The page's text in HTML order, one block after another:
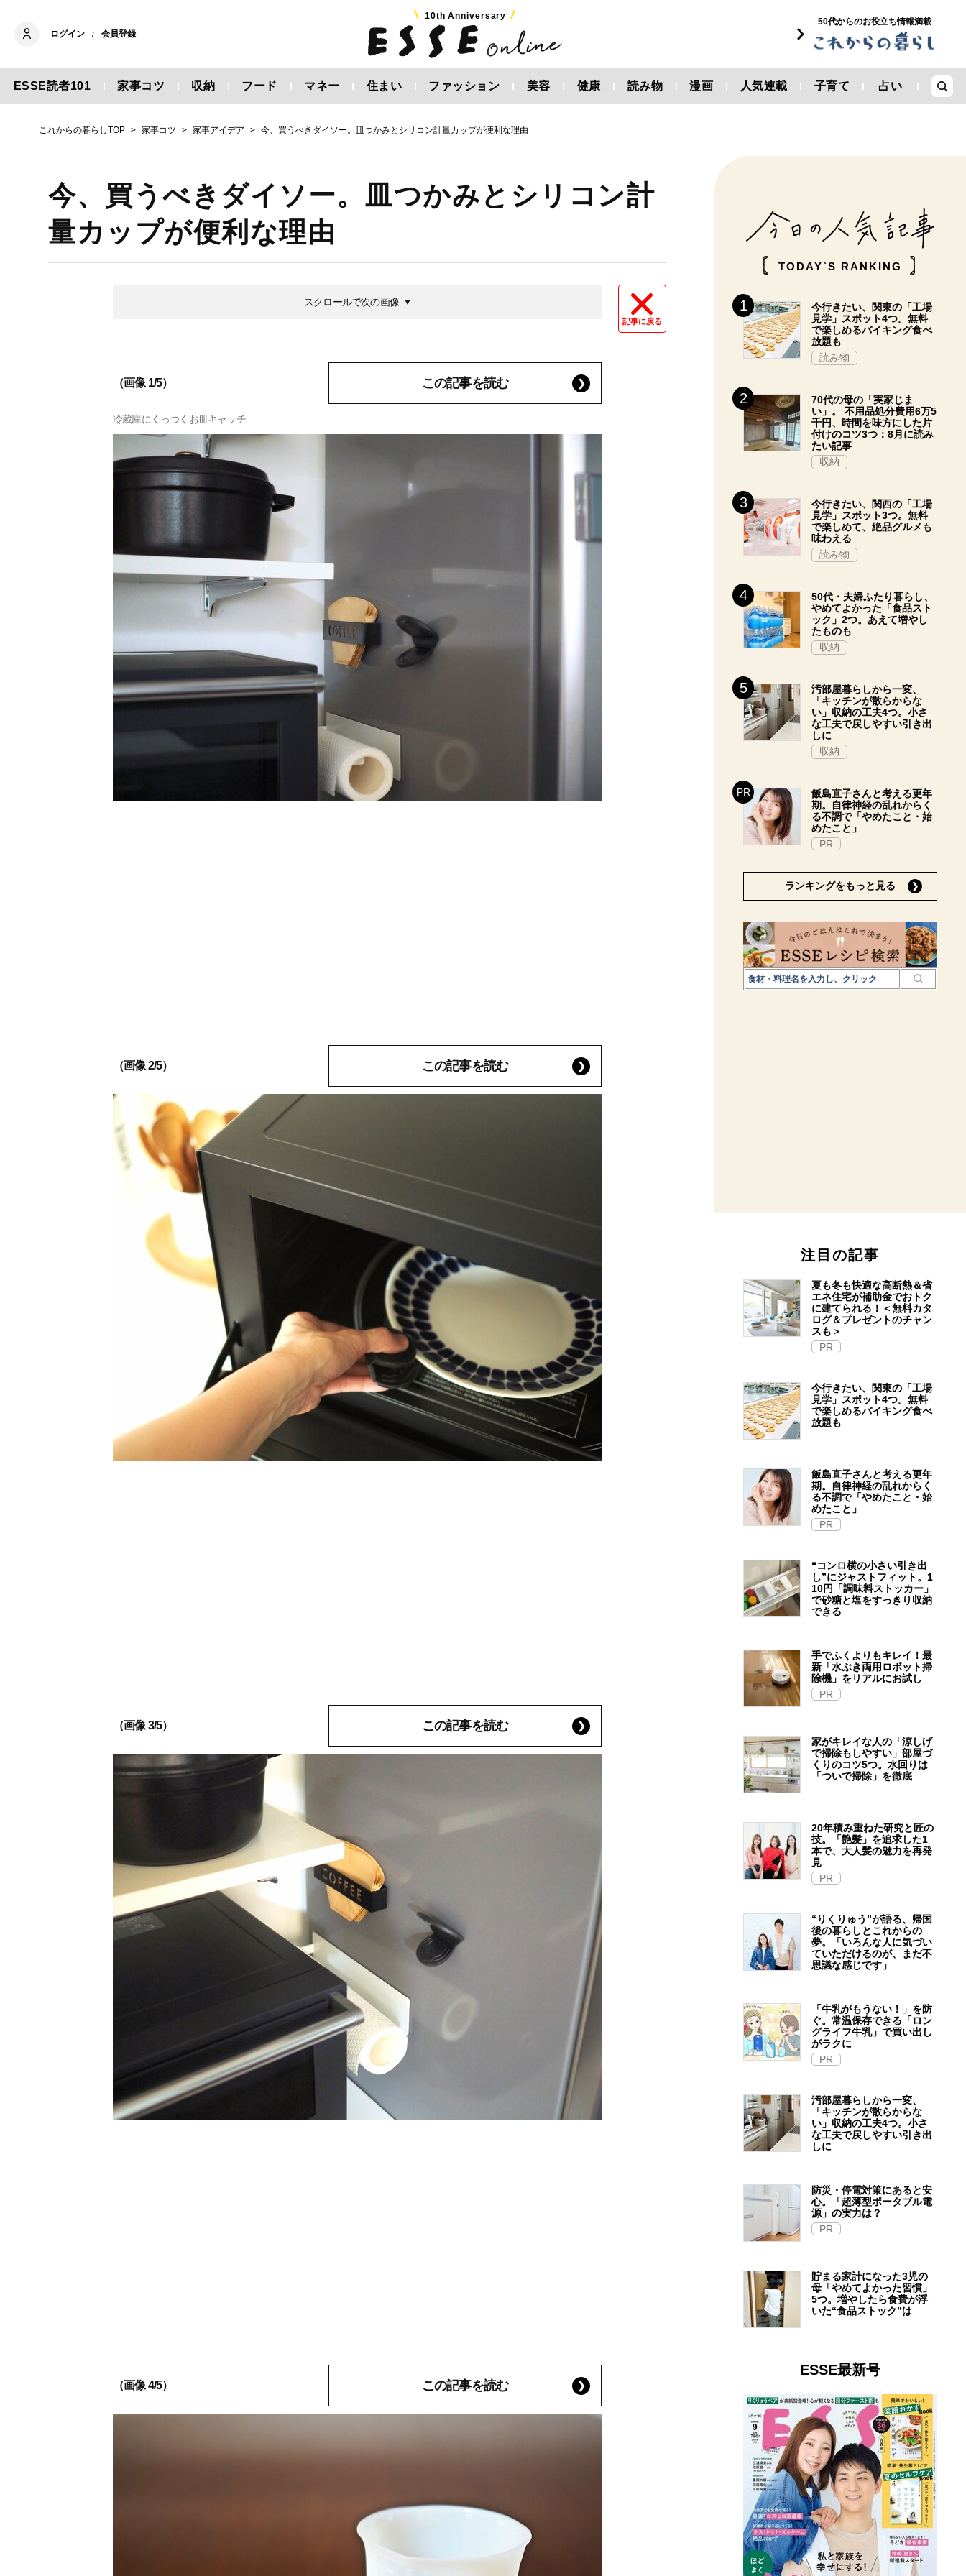
ログイン / 会員登録
10th Anniversary
50代からのお役立ち情報満載
ESSE読者101 家事コツ 収納 フード マネー 住まい ファッション 美容 健康 読み物 漫画 人気連載 子育て 占い
これからの暮らしTOP 家事コツ 家事アイデア 今、買うべきダイソー。皿つかみとシリコン計量カップが便利な理由
今、買うべきダイソー。皿つかみとシリコン計
量カップが便利な理由
記事に戻る
スクロールで次の画像
（画像 1/5） この記事を読む
冷蔵庫にくっつくお皿キャッチ
（画像 2/5） この記事を読む
（画像 3/5） この記事を読む
（画像 4/5） この記事を読む
TODAY`S RANKING
今行きたい、関東の「工場
見学」スポット4つ。無料
で楽しめるバイキング食べ
放題も
読み物
70代の母の「実家じま
い」。 不用品処分費用6万5
千円、時間を味方にした片
付けのコツ3つ：8月に読み
たい記事
収納
今行きたい、関西の「工場
見学」スポット3つ。無料
で楽しめて、絶品グルメも
味わえる
読み物
50代・夫婦ふたり暮らし、
やめてよかった「食品スト
ック」2つ。あえて増やし
たものも
収納
汚部屋暮らしから一変、
「キッチンが散らからな
い」収納の工夫4つ。小さ
な工夫で戻しやすい引き出
しに
収納
飯島直子さんと考える更年
期。自律神経の乱れからく
る不調で「やめたこと・始
めたこと」
PR
ランキングをもっと見る
注目の記事
夏も冬も快適な高断熱＆省
エネ住宅が補助金でおトク
に建てられる！＜無料カタ
ログ＆プレゼントのチャン
スも＞
PR
今行きたい、関東の「工場
見学」スポット4つ。無料
で楽しめるバイキング食べ
放題も
飯島直子さんと考える更年
期。自律神経の乱れからく
る不調で「やめたこと・始
めたこと」
PR
“コンロ横の小さい引き出
し”にジャストフィット。1
10円「調味料ストッカー」
で砂糖と塩をすっきり収納
できる
手でふくよりもキレイ！最
新「水ぶき両用ロボット掃
除機」をリアルにお試し
PR
家がキレイな人の「涼しげ
で掃除もしやすい」部屋づ
くりのコツ5つ。水回りは
「ついで掃除」を徹底
20年積み重ねた研究と匠の
技。「艶髪」を追求した1
本で、大人髪の魅力を再発
見
PR
“りくりゅう”が語る、帰国
後の暮らしとこれからの
夢。「いろんな人に気づい
ていただけるのが、まだ不
思議な感じです」
「牛乳がもうない！」を防
ぐ。常温保存できる「ロン
グライフ牛乳」で買い出し
がラクに
PR
汚部屋暮らしから一変、
「キッチンが散らからな
い」収納の工夫4つ。小さ
な工夫で戻しやすい引き出
しに
防災・停電対策にあると安
心。「超薄型ポータブル電
源」の実力は？​
PR
貯まる家計になった3児の
母「やめてよかった習慣」
5つ。増やしたら食費が浮
いた“食品ストック”は
ESSE最新号